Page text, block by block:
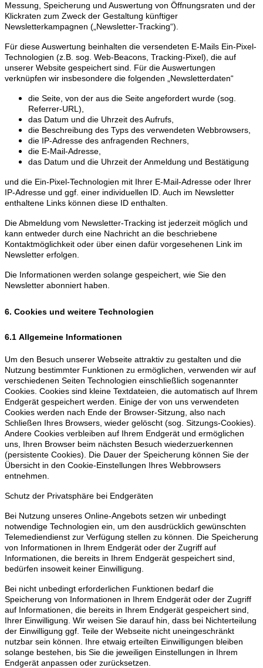
Messung, Speicherung und Auswertung von Öffnungsraten und der
Klickraten zum Zweck der Gestaltung künftiger
Newsletterkampagnen („Newsletter-Tracking“).
Für diese Auswertung beinhalten die versendeten E-Mails Ein-Pixel-
Technologien (z.B. sog. Web-Beacons, Tracking-Pixel), die auf
unserer Website gespeichert sind. Für die Auswertungen
verknüpfen wir insbesondere die folgenden „Newsletterdaten“
die Seite, von der aus die Seite angefordert wurde (sog.
Referrer-URL),
das Datum und die Uhrzeit des Aufrufs,
die Beschreibung des Typs des verwendeten Webbrowsers,
die IP-Adresse des anfragenden Rechners,
die E-Mail-Adresse,
das Datum und die Uhrzeit der Anmeldung und Bestätigung
und die Ein-Pixel-Technologien mit Ihrer E-Mail-Adresse oder Ihrer
IP-Adresse und ggf. einer individuellen ID. Auch im Newsletter
enthaltene Links können diese ID enthalten.
Die Abmeldung vom Newsletter-Tracking ist jederzeit möglich und
kann entweder durch eine Nachricht an die beschriebene
Kontaktmöglichkeit oder über einen dafür vorgesehenen Link im
Newsletter erfolgen.
Die Informationen werden solange gespeichert, wie Sie den
Newsletter abonniert haben.
6. Cookies und weitere Technologien
6.1 Allgemeine Informationen
Um den Besuch unserer Webseite attraktiv zu gestalten und die
Nutzung bestimmter Funktionen zu ermöglichen, verwenden wir auf
verschiedenen Seiten Technologien einschließlich sogenannter
Cookies. Cookies sind kleine Textdateien, die automatisch auf Ihrem
Endgerät gespeichert werden. Einige der von uns verwendeten
Cookies werden nach Ende der Browser-Sitzung, also nach
Schließen Ihres Browsers, wieder gelöscht (sog. Sitzungs-Cookies).
Andere Cookies verbleiben auf Ihrem Endgerät und ermöglichen
uns, Ihren Browser beim nächsten Besuch wiederzuerkennen
(persistente Cookies). Die Dauer der Speicherung können Sie der
Übersicht in den Cookie-Einstellungen Ihres Webbrowsers
entnehmen.
Schutz der Privatsphäre bei Endgeräten
Bei Nutzung unseres Online-Angebots setzen wir unbedingt
notwendige Technologien ein, um den ausdrücklich gewünschten
Telemediendienst zur Verfügung stellen zu können. Die Speicherung
von Informationen in Ihrem Endgerät oder der Zugriff auf
Informationen, die bereits in Ihrem Endgerät gespeichert sind,
bedürfen insoweit keiner Einwilligung.
Bei nicht unbedingt erforderlichen Funktionen bedarf die
Speicherung von Informationen in Ihrem Endgerät oder der Zugriff
auf Informationen, die bereits in Ihrem Endgerät gespeichert sind,
Ihrer Einwilligung. Wir weisen Sie darauf hin, dass bei Nichterteilung
der Einwilligung ggf. Teile der Webseite nicht uneingeschränkt
nutzbar sein können. Ihre etwaig erteilten Einwilligungen bleiben
solange bestehen, bis Sie die jeweiligen Einstellungen in Ihrem
Endgerät anpassen oder zurücksetzen.